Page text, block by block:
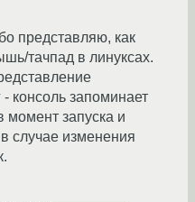
представляю, как
тачпад в линуксах.
консоль запоминает
момент запуска и
случае изменения